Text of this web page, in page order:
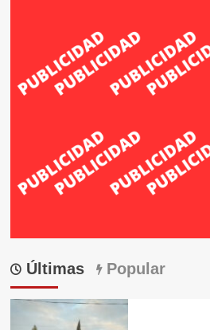
Últimas Popular